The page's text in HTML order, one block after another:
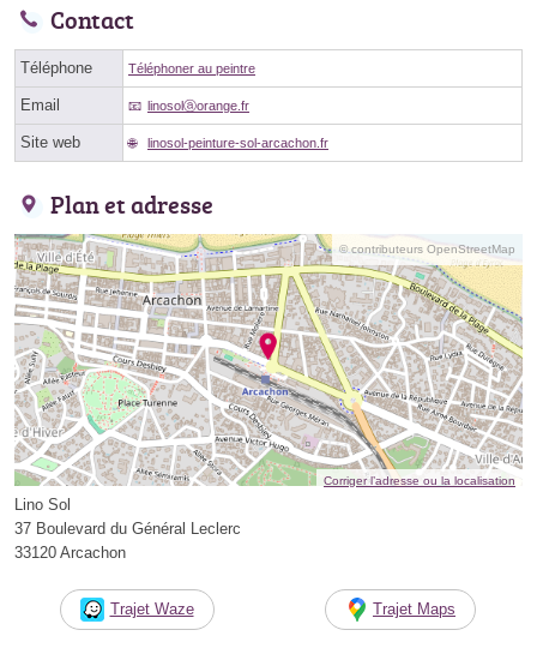
Contact
Téléphone Téléphoner au peintre
Email linosolⓐorange.fr
Site web linosol-peinture-sol-arcachon.fr
Plan et adresse
© contributeurs OpenStreetMap
Corriger l’adresse ou la localisation
Lino Sol
37 Boulevard du Général Leclerc
33120 Arcachon
Trajet Waze Trajet Maps